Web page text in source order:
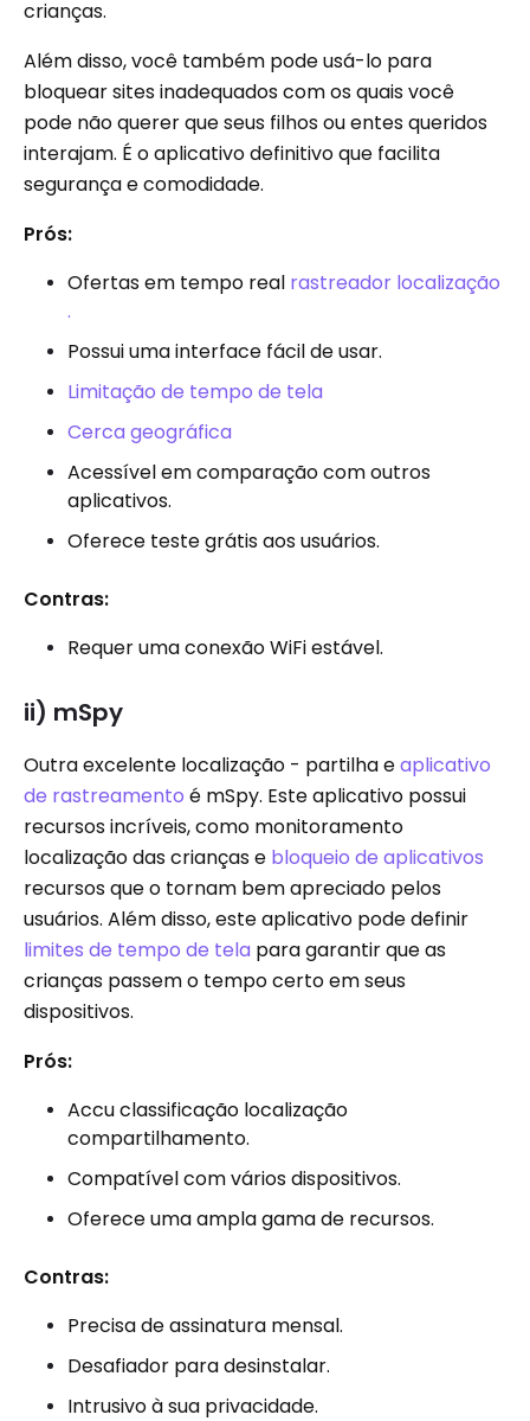
crianças.
Além disso, você também pode usá-lo para
bloquear sites inadequados com os quais você
pode não querer que seus filhos ou entes queridos
interajam. É o aplicativo definitivo que facilita
segurança e comodidade.
Prós:
Ofertas em tempo real rastreador localização
.
Possui uma interface fácil de usar.
Limitação de tempo de tela
Cerca geográfica
Acessível em comparação com outros
aplicativos.
Oferece teste grátis aos usuários.
Contras:
Requer uma conexão WiFi estável.
ii) mSpy
Outra excelente localização - partilha eaplicativo
de rastreamento é mSpy. Este aplicativo possui
recursos incríveis, como monitoramento
localização das crianças e bloqueio de aplicativos
recursos que o tornam bem apreciado pelos
usuários. Além disso, este aplicativo pode definir
limites de tempo de tela para garantir que as
crianças passem o tempo certo em seus
dispositivos.
Prós:
Accu classificação localização
compartilhamento.
Compatível com vários dispositivos.
Oferece uma ampla gama de recursos.
Contras:
Precisa de assinatura mensal.
Desafiador para desinstalar.
Intrusivo à sua privacidade.